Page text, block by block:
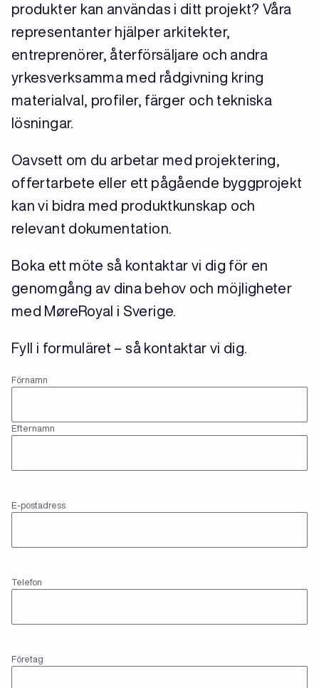
produkter kan användas i ditt projekt? Våra
representanter hjälper arkitekter,
entreprenörer, återförsäljare och andra
yrkesverksamma med rådgivning kring
materialval, profiler, färger och tekniska
lösningar.
Oavsett om du arbetar med projektering,
offertarbete eller ett pågående byggprojekt
kan vi bidra med produktkunskap och
relevant dokumentation.
Boka ett möte så kontaktar vi dig för en
genomgång av dina behov och möjligheter
med MøreRoyal i Sverige.
Fyll i formuläret – så kontaktar vi dig.
Navn(Required)
Förnamn
Efternamn
E-
E-postadress
Telefon
Telefon
Företag
Företag